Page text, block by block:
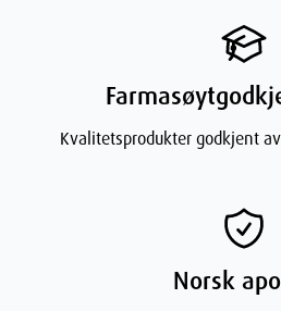
Kvalitetsprodukter godkjent
Norsk